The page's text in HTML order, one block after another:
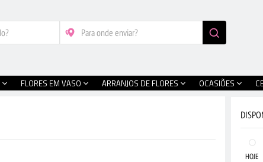
FLORES EM VASO ARRANJOS DE FLORES OCASIÕES
HOJE